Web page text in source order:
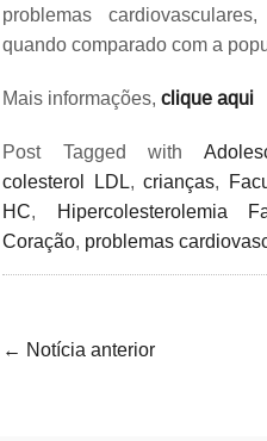
problemas
quando comparado com a
Mais informações,clique aqui
Post Tagged with
colesterol LDL,crianças,
HC, Hipercolesterolemia
Coração, problemas
← Notícia anterior